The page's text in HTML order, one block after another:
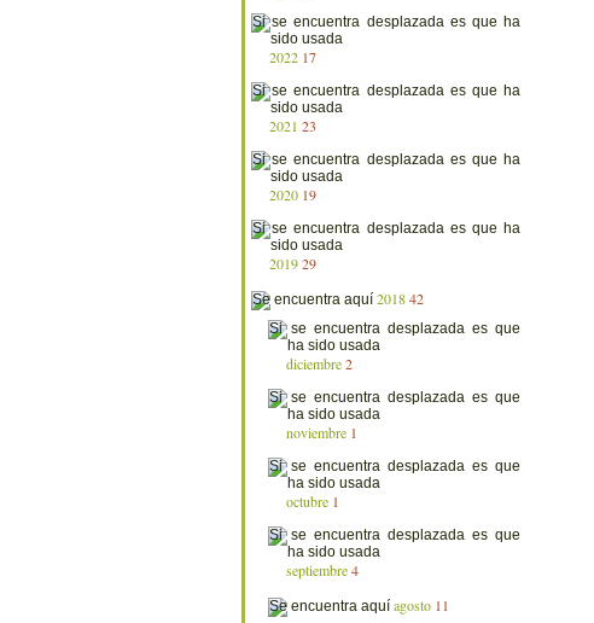
2022 17
2021 23
2020 19
201929
201842
diciembre 2
noviembre 1
octubre 1
septiembre 4
agosto 11